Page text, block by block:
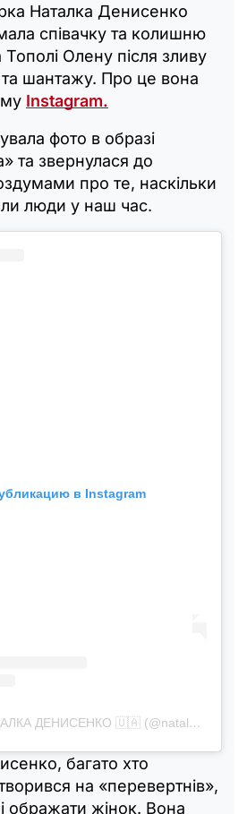
Наталка Денисенко
співачку та колишню
Олену після зливу
та шантажу. Про це вона
Instagram.
фото в образі
та звернулася до
про те, наскільки
люди у наш час.
в Instagram
Публикация от НАТАЛКА ДЕНИСЕНКО 🇺🇦 (@natalka_denisenko)
багато хто
на «перевертнів»,
ображати жінок. Вона